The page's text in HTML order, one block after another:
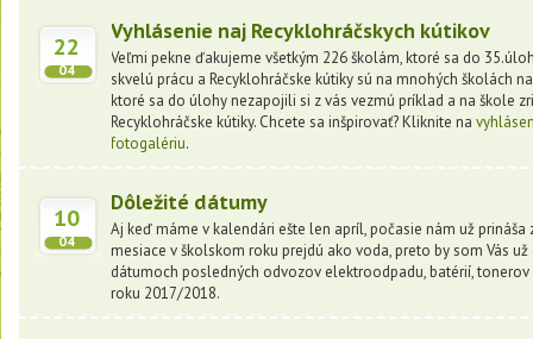
22
04
Vyhlásenie naj Recyklohráčskych kútikov
Veľmi pekne ďakujeme všetkým 226 školám, ktoré sa do
skvelú prácu a Recyklohráčske kútiky sú na mnohých školách
ktoré sa do úlohy nezapojili si z vás vezmú príklad a na škole
Recyklohráčske kútiky. Chcete sa inšpirovať? Kliknite na
fotogalériu.
10
04
Dôležité dátumy
Aj keď máme v kalendári ešte len apríl, počasie nám už
mesiace v školskom roku prejdú ako voda, preto by som Vás
dátumoch posledných odvozov elektroodpadu, batérií,
roku 2017/2018.